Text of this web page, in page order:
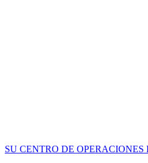
SU CENTRO DE OPERACIONES